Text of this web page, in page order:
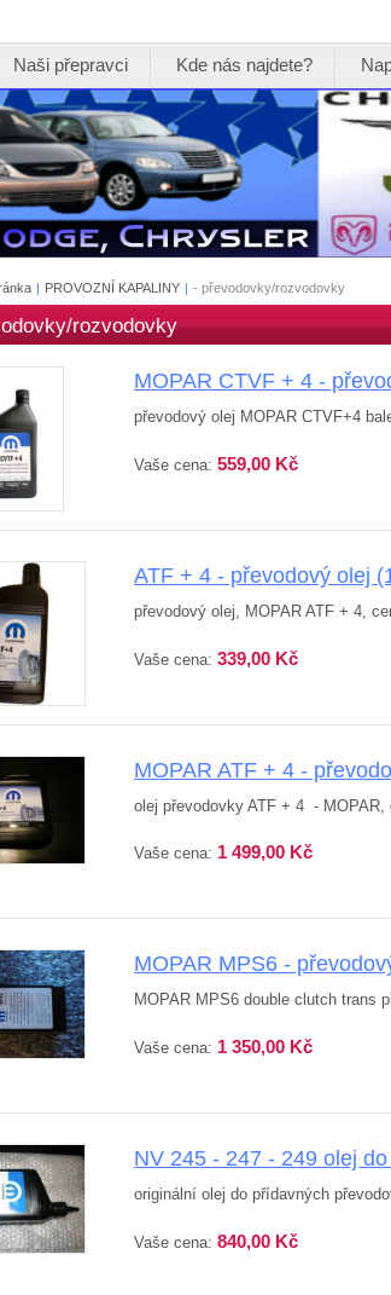
Naši přepravci Kde nás najdete?
| PROVOZNÍ KAPALINY | - převodovky/rozvodovky
rozvodovky
MOPAR CTVF + 4 -
převodový olej MOPAR CTVF+4
Vaše cena: 559,00 Kč
ATF + 4 - převodový olej
převodový olej, MOPAR ATF + 4,
Vaše cena: 339,00 Kč
MOPAR ATF + 4 -
olej převodovky ATF + 4 -
Vaše cena: 1 499,00 Kč
MOPAR MPS6 -
MOPAR MPS6 double clutch trans
Vaše cena: 1 350,00 Kč
NV 245 - 247 - 249 olej
originální olej do přídavných
Vaše cena: 840,00 Kč